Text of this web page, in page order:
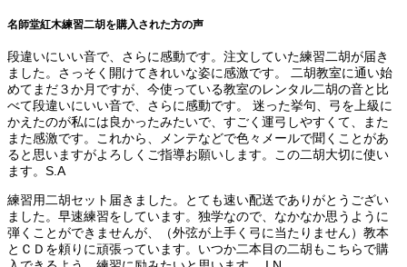
名師堂紅木練習二胡を購入された方の声
段違いにいい音で、さらに感動です。注文していた練習二胡が届き
ました。さっそく開けてきれいな姿に感激です。 二胡教室に通い始
めてまだ３か月ですが、今使っている教室のレンタル二胡の音と比
べて段違いにいい音で、さらに感動です。 迷った挙句、弓を上級に
かえたのが私には良かったみたいで、すごく運弓しやすくて、また
また感激です。これから、メンテなどで色々メールで聞くことがあ
ると思いますがよろしくご指導お願いします。この二胡大切に使い
ます。S.A
練習用二胡セット届きました。とても速い配送でありがとうござい
ました。早速練習をしています。独学なので、なかなか思うように
弾くことができませんが、（外弦が上手く弓に当たりません）教本
とＣＤを頼りに頑張っています。いつか二本目の二胡もこちらで購